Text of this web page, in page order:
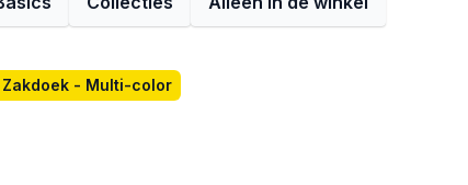
Zakdoek - Multi-color